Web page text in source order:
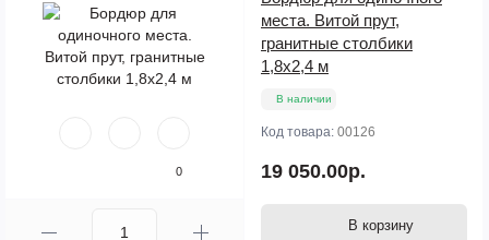
0
места. Витой прут,
гранитные столбики
1,8х2,4 м
В наличии
Код товара: 00126
19 050.00р.
В корзину